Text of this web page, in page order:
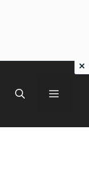
Menu